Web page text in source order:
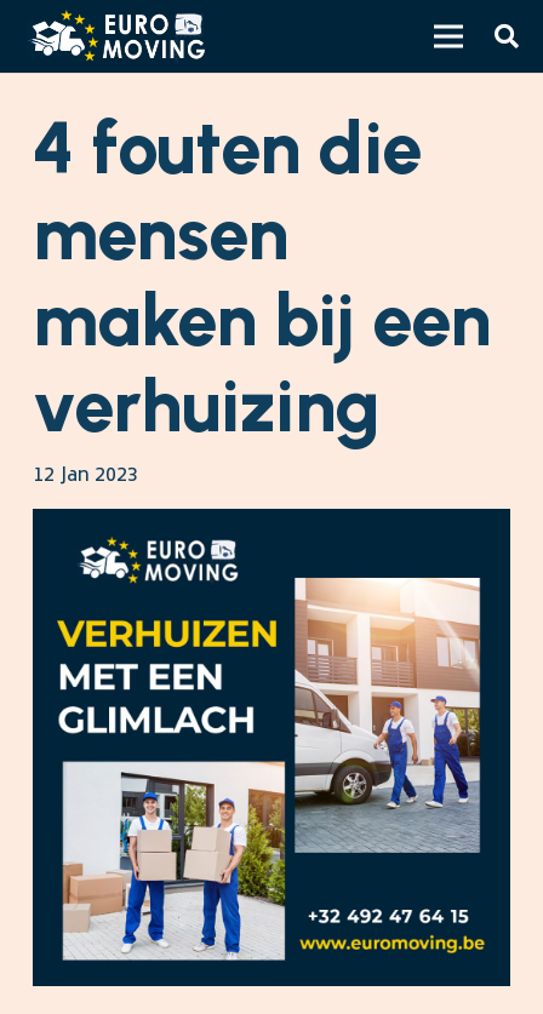
4 fouten die
mensen
maken bij een
verhuizing
12 Jan 2023